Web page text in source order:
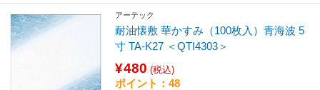
アーテック
耐油懐敷 華かすみ（100枚入）青海波 5
寸 TA-K27 ＜QTI4303＞
¥480 (税込)
ポイント：48